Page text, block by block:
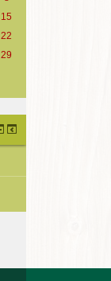
15
22
29